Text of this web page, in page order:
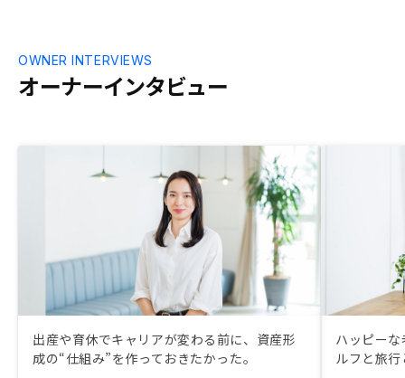
オーナーインタビュー
OWNER INTERVIEWS
出産や育休でキャリアが変わる前に、資産形
成の“仕組み”を作っておきたかった。
ハッピー
ルフと旅